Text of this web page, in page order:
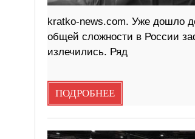
kratko-news.com. Уже дошло
общей сложности в России
излечились. Ряд
ПОДРОБНЕЕ